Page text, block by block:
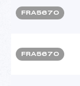
FRA5670
FRA5670